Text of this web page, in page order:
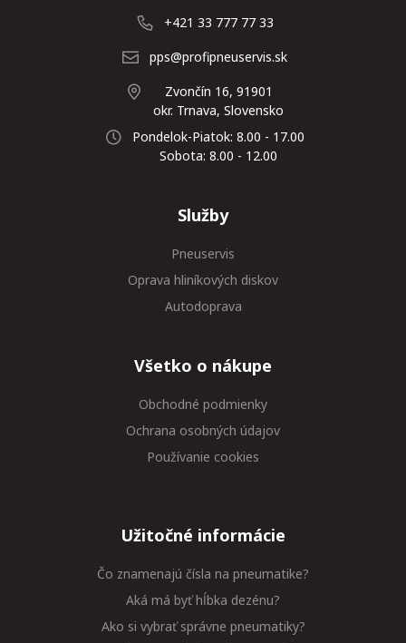
+421 33 777 77 33
pps@profipneuservis.sk
Zvončín 16, 91901
okr. Trnava, Slovensko
Pondelok-Piatok: 8.00 - 17.00
Sobota: 8.00 - 12.00
Služby
Pneuservis
Oprava hliníkových diskov
Autodoprava
Všetko o nákupe
Obchodné podmienky
Ochrana osobných údajov
Používanie cookies
Užitočné informácie
Čo znamenajú čísla na pneumatike?
Aká má byť hĺbka dezénu?
Ako si vybrať správne pneumatiky?